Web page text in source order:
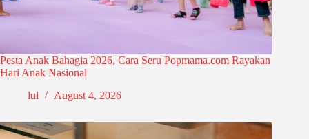
Pesta Anak Bahagia 2026, Cara Seru Popmama.com Rayakan
Hari Anak Nasional
lul
August 4, 2026